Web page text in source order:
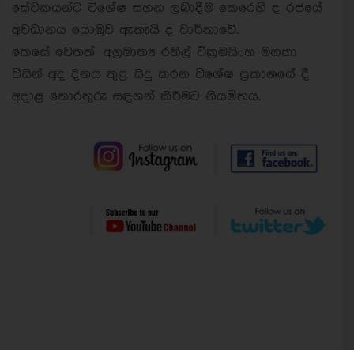
සේවකයන්ට විශේෂ සහන ලබාදීම කෙරෙහි ද රජයේ
අවධානය යොමුව ඇතැයි ද වාර්තාවේ.
කෙසේ වෙතත් අග්‍රමාත්‍ය රනිල් වික්‍රමසිංහ මහතා
විසින් අද දිනය තුළ සිදු කරන විශේෂ ප්‍රකාශයේ දී
අදාළ තොරතුරු සඳහන් කිරීමට නියමිතය.